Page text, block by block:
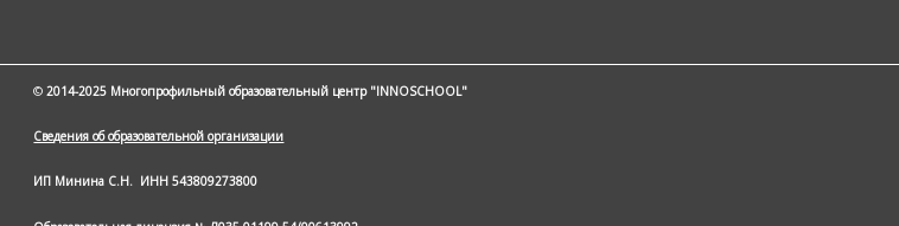
©2014-2025 Многопрофильный образовательный центр "INNOSCHOOL"
Сведения об образовательной организации
ИП Минина С.Н. ИНН 543809273800